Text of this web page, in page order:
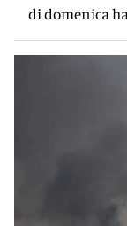
di domenica